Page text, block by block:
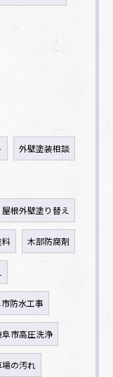
外壁塗装相談
屋根外壁塗り替え
料 木部防腐剤
防水工事
阜市高圧洗浄
場の汚れ